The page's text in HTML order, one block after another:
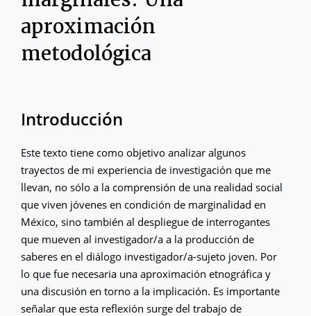
aproximación
metodológica
Introducción
Este texto tiene como objetivo analizar algunos
trayectos de mi experiencia de investigación que me
llevan, no sólo a la comprensión de una realidad social
que viven jóvenes en condición de marginalidad en
México, sino también al despliegue de interrogantes
que mueven al investigador/a a la producción de
saberes en el diálogo investigador/a-sujeto joven. Por
lo que fue necesaria una aproximación etnográfica y
una discusión en torno a la implicación. Es importante
señalar que esta reflexión surge del trabajo de